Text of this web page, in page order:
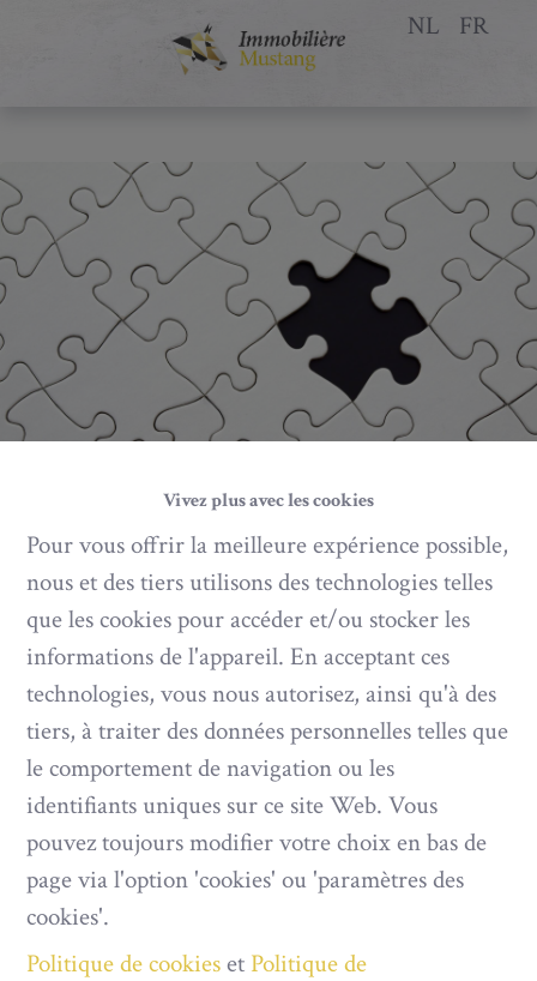
Vivez plus avec les cookies
Pour vous offrir la meilleure expérience possible,
nous et des tiers utilisons des technologies telles
que les cookies pour accéder et/ou stocker les
informations de l'appareil. En acceptant ces
technologies, vous nous autorisez, ainsi qu'à des
tiers, à traiter des données personnelles telles que
le comportement de navigation ou les
identifiants uniques sur ce site Web. Vous
pouvez toujours modifier votre choix en bas de
page via l'option 'cookies' ou 'paramètres des
cookies'.
Politique de cookieset Politique de
NL FR
Oups, cette page n'existe plus
IMMOBILIÈRE MUSTANG